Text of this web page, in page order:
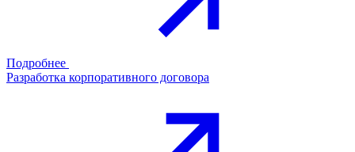
Подробнее
Разработка корпоративного договора